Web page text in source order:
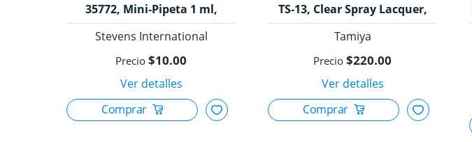
35772, Mini-Pipeta 1 ml,
Stevens International.
Stevens International
$10.00
TS-13, Clear Spray Lacquer,
100 ml., Tamiya.
Tamiya
$220.00